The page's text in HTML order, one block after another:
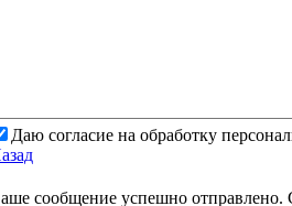
Даю согласие на обработку
сообщение успешно отправлено.